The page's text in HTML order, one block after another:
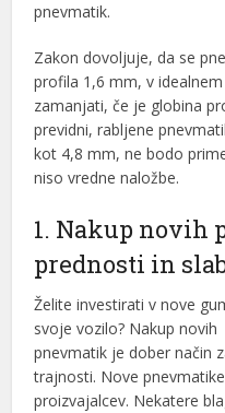
pnevmatik.
Zakon dovoljuje, da se
profila 1,6 mm, v
zamanjati, če je globina
previdni, rabljene
kot 4,8 mm, ne bodo
niso vredne naložbe.
1. Nakup novih
prednosti in
Želite investirati v nove
svoje vozilo? Nakup novih
pnevmatik je dober način
trajnosti. Nove
proizvajalcev. Nekatere